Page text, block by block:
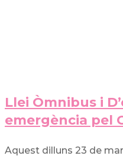
Llei Òmnibus i
emergència pel
Aquest dilluns 23 de